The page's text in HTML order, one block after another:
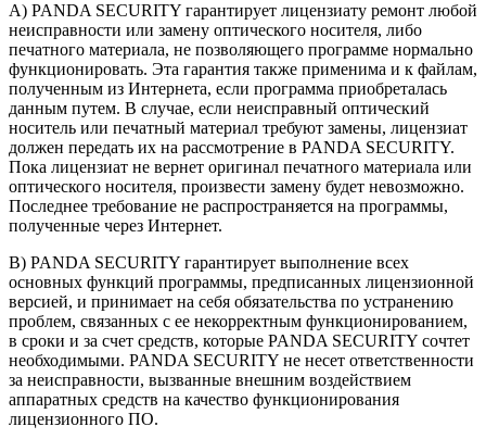
A) PANDA SECURITY гарантирует лицензиату ремонт любой
неисправности или замену оптического носителя, либо
печатного материала, не позволяющего программе нормально
функционировать. Эта гарантия также применима и к файлам,
полученным из Интернета, если программа приобреталась
данным путем. В случае, если неисправный оптический
носитель или печатный материал требуют замены, лицензиат
должен передать их на рассмотрение в PANDA SECURITY.
Пока лицензиат не вернет оригинал печатного материала или
оптического носителя, произвести замену будет невозможно.
Последнее требование не распространяется на программы,
полученные через Интернет.
B) PANDA SECURITY гарантирует выполнение всех
основных функций программы, предписанных лицензионной
версией, и принимает на себя обязательства по устранению
проблем, связанных с ее некорректным функционированием,
в сроки и за счет средств, которые PANDA SECURITY сочтет
необходимыми. PANDA SECURITY не несет ответственности
за неисправности, вызванные внешним воздействием
аппаратных средств на качество функционирования
лицензионного ПО.